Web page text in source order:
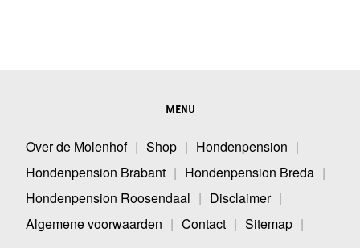
MENU
Over de Molenhof Shop
Hondenpension
Hondenpension Brabant
Hondenpension Breda
Hondenpension Roosendaal
Disclaimer
Algemene voorwaarden
Contact Sitemap